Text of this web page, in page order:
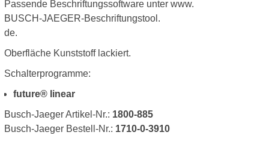
Passende Beschriftungssoftware unter www.
BUSCH-JAEGER-Beschriftungstool.
de.
Oberfläche Kunststoff lackiert.
Schalterprogramme:
future® linear
Busch-Jaeger Artikel-Nr.: 1800-885
Busch-Jaeger Bestell-Nr.: 1710-0-3910